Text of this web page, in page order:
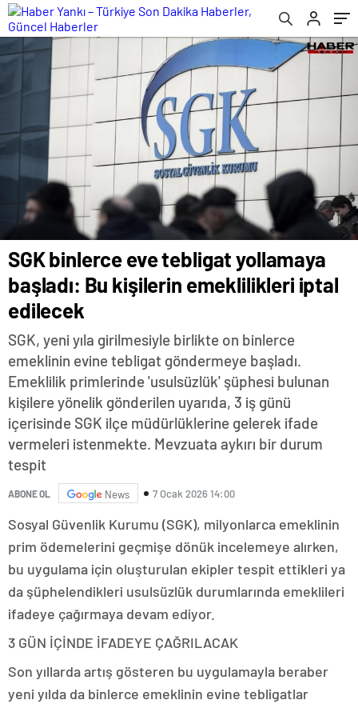
SGK binlerce eve tebligat yollamaya
başladı: Bu kişilerin emeklilikleri iptal
edilecek
SGK, yeni yıla girilmesiyle birlikte on binlerce
emeklinin evine tebligat göndermeye başladı.
Emeklilik primlerinde 'usulsüzlük' şüphesi bulunan
kişilere yönelik gönderilen uyarıda, 3 iş günü
içerisinde SGK ilçe müdürlüklerine gelerek ifade
vermeleri istenmekte. Mevzuata aykırı bir durum
tespit
ABONE OL News 7 Ocak 2026 14:00
Sosyal Güvenlik Kurumu (SGK), milyonlarca emeklinin
prim ödemelerini geçmişe dönük incelemeye alırken,
bu uygulama için oluşturulan ekipler tespit ettikleri ya
da şüphelendikleri usulsüzlük durumlarında emeklileri
ifadeye çağırmaya devam ediyor.
3 GÜN İÇİNDE İFADEYE ÇAĞRILACAK
Son yıllarda artış gösteren bu uygulamayla beraber
yeni yılda da binlerce emeklinin evine tebligatlar